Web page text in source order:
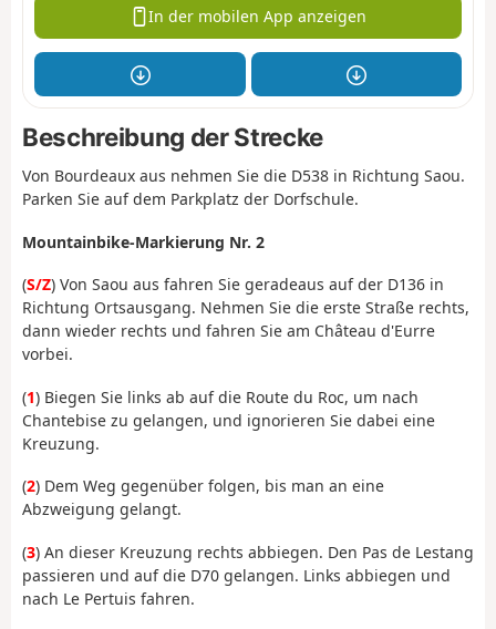
In der mobilen App anzeigen
Beschreibung der Strecke
Von Bourdeaux aus nehmen Sie die D538 in Richtung Saou.
Parken Sie auf dem Parkplatz der Dorfschule.
Mountainbike-Markierung Nr. 2
(S/Z) Von Saou aus fahren Sie geradeaus auf der D136 in
Richtung Ortsausgang. Nehmen Sie die erste Straße rechts,
dann wieder rechts und fahren Sie am Château d'Eurre
vorbei.
(1) Biegen Sie links ab auf die Route du Roc, um nach
Chantebise zu gelangen, und ignorieren Sie dabei eine
Kreuzung.
(2) Dem Weg gegenüber folgen, bis man an eine
Abzweigung gelangt.
(3) An dieser Kreuzung rechts abbiegen. Den Pas de Lestang
passieren und auf die D70 gelangen. Links abbiegen und
nach Le Pertuis fahren.